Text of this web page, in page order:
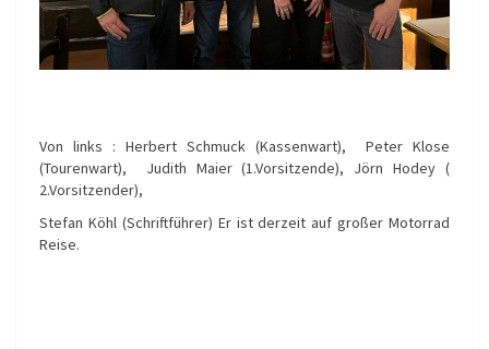
Von links : Herbert Schmuck (Kassenwart), Peter Klose
(Tourenwart), Judith Maier (1.Vorsitzende), Jörn Hodey (
2.Vorsitzender),
Stefan Köhl (Schriftführer) Er ist derzeit auf großer Motorrad
Reise.